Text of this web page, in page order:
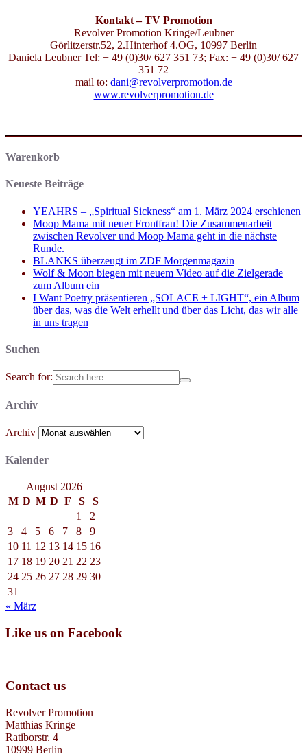
Kontakt – TV Promotion
Revolver Promotion Kringe/Leubner
Görlitzerstr.52, 2.Hinterhof 4.OG, 10997 Berlin
Daniela Leubner Tel: + 49 (0)30/ 627 351 73; Fax: + 49 (0)30/ 627
351 72
mail to: dani@revolverpromotion.de
www.revolverpromotion.de
Warenkorb
Neueste Beiträge
YEAHRS – „Spiritual Sickness“ am 1. März 2024 erschienen
Moop Mama mit neuer Frontfrau! Die Zusammenarbeit
zwischen Revolver und Moop Mama geht in die nächste
Runde.
BLANKS überzeugt im ZDF Morgenmagazin
Wolf & Moon biegen mit neuem Video auf die Zielgerade
zum Album ein
I Want Poetry präsentieren „SOLACE + LIGHT“, ein Album
über das, was die Welt erhellt und über das Licht, das wir alle
in uns tragen
Suchen
Search for:
Archiv
Archiv
Kalender
August 2026
M D M D F S
S
1
2
3
4 5 6 7 8
9
10 11 12 13 14 15 16
17 18 19 20 21 22 23
24 25 26 27 28 29 30
31
« März
Like us on Facebook
Contact us
Revolver Promotion
Matthias Kringe
Ratiborstr. 4
10999 Berlin